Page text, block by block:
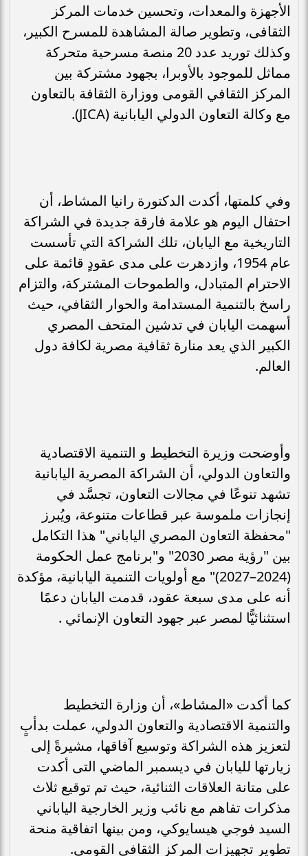
الأجهزة والمعدات، وتحسين خدمات المركز
الثقافى، وتطوير صالة المشاهدة للمسرح الكبير،
وكذلك توريد عدد 20 منصة مسرحية متحركة
مماثل للموجود بالأوبرا، بجهود مشتركة بين
المركز الثقافي القومى ووزارة الثقافة بالتعاون
مع وكالة التعاون الدولي اليابانية (JICA).
وفي كلمتها، أكدت الدكتورة رانيا المشاط، أن
احتفال اليوم هو علامة فارقة جديدة في الشراكة
التاريخية مع اليابان، تلك الشراكة التي تأسست
عام 1954، وازدهرت على مدى عقودٍ قائمة على
الاحترام المتبادل، والطموحات المشتركة، والتزام
راسخ بالتنمية المستدامة والحوار الثقافي، حيث
أسهمت اليابان في تدشين المتحف المصري
الكبير الذي يعد منارة ثقافية مصرية لكافة دول
العالم.
وأوضحت وزيرة التخطيط و التنمية الاقتصادية
والتعاون الدولي، أن الشراكة المصرية اليابانية
تشهد تنوعًا في مجالات التعاون، تجسَّد في
إنجازات ملموسة عبر قطاعات متنوعة، ويُبرز
"محفظة التعاون المصري الياباني" هذا التكامل
بين "رؤية مصر 2030" و"برنامج عمل الحكومة
(2024–2027)" مع أولويات التنمية اليابانية، مؤكدة
أنه على مدى سبعة عقود، قدمت اليابان دعمًا
استثنائيًّا لمصر عبر جهود التعاون الإنمائي .
كما أكدت «المشاط»، أن وزارة التخطيط
والتنمية الاقتصادية والتعاون الدولي، عملت بدأبٍ
لتعزيز هذه الشراكة وتوسيع آفاقها، مشيرةً إلى
زيارتها لليابان في ديسمبر الماضي التى أكدت
على متانة العلاقات الثنائية، حيث تم توقيع ثلاث
مذكرات تفاهم مع نائب وزير الخارجية الياباني
السيد فوجي هيسايوكي، ومن بينها اتفاقية منحة
تطوير تجهيزات المركز الثقافي القومي.